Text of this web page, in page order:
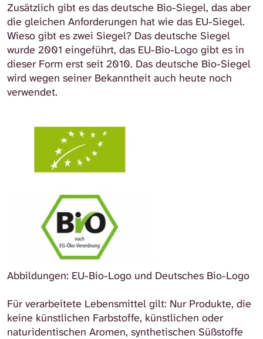
Zusätzlich gibt es das deutsche Bio-Siegel, das aber
die gleichen Anforderungen hat wie das EU-Siegel.
Wieso gibt es zwei Siegel? Das deutsche Siegel
wurde 2001 eingeführt, das EU-Bio-Logo gibt es in
dieser Form erst seit 2010. Das deutsche Bio-Siegel
wird wegen seiner Bekanntheit auch heute noch
verwendet.
Abbildungen: EU-Bio-Logo und Deutsches Bio-Logo
Für verarbeitete Lebensmittel gilt: Nur Produkte, die
keine künstlichen Farbstoffe, künstlichen oder
naturidentischen Aromen, synthetischen Süßstoffe